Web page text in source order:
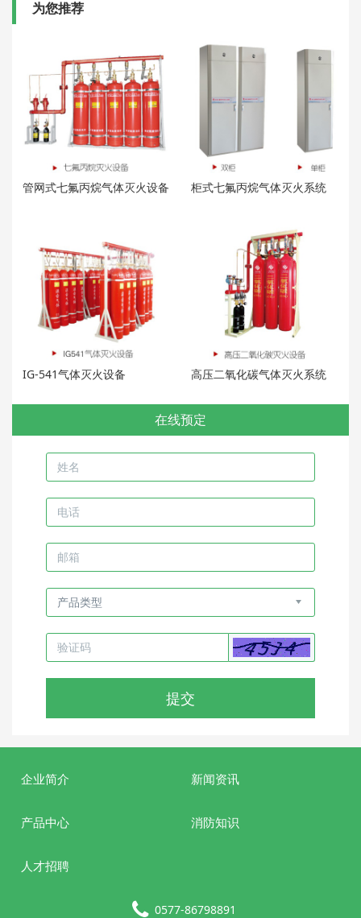
为您推荐
管网式七氟丙烷气体灭火设备 柜式七氟丙烷气体灭火系统
IG-541气体灭火设备 高压二氧化碳气体灭火系统
在线预定
提交
企业简介 新闻资讯
产品中心 消防知识
人才招聘
0577-86798891